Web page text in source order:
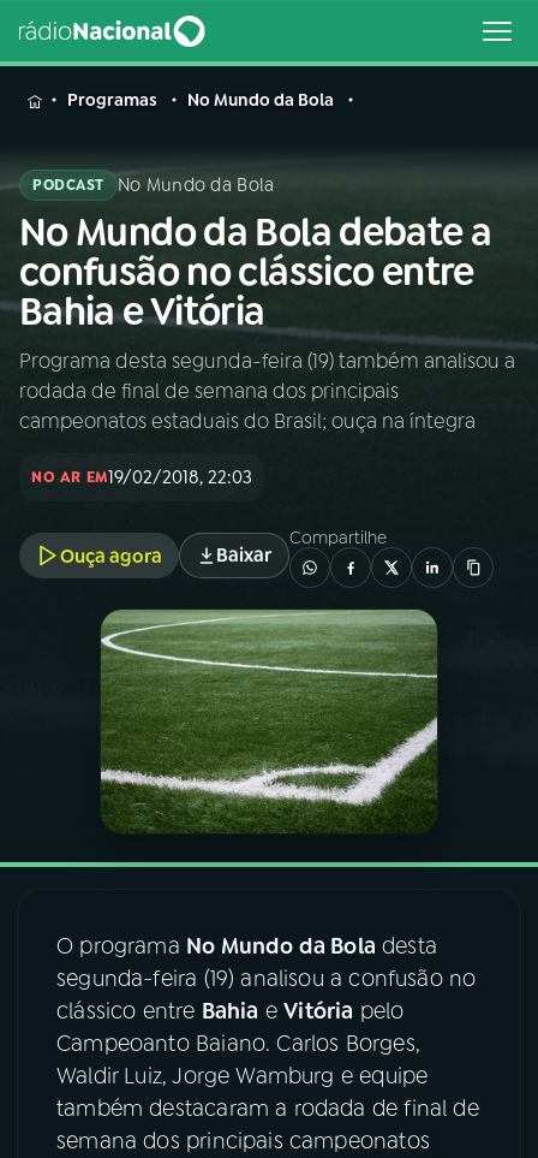
MENU
Buscar
na
Rádio
Nacional
Buscar
AO VIVO
PROGRAMAS
PODCASTS
VIDEOCASTS
08 FESTIVAL DE MÚSICA
ACOMPANHE A RÁDIO NACIONAL
YouTube Facebook
Programas No Mundo da Bola
PODCAST No Mundo da Bola
No Mundo da Bola debate a
confusão no clássico entre
Bahia e Vitória
Programa desta segunda-feira (19) também analisou a
rodada de final de semana dos principais
campeonatos estaduais do Brasil; ouça na íntegra
NO AR EM19/02/2018, 22:03
Ouça agora Baixar
Compartilhe
O programa No Mundo da Bola desta
segunda-feira (19) analisou a confusão no
clássico entre Bahia eVitória pelo
Campeoanto Baiano. Carlos Borges,
Waldir Luiz, Jorge Wamburg e equipe
também destacaram a rodada de final de
semana dos principais campeonatos